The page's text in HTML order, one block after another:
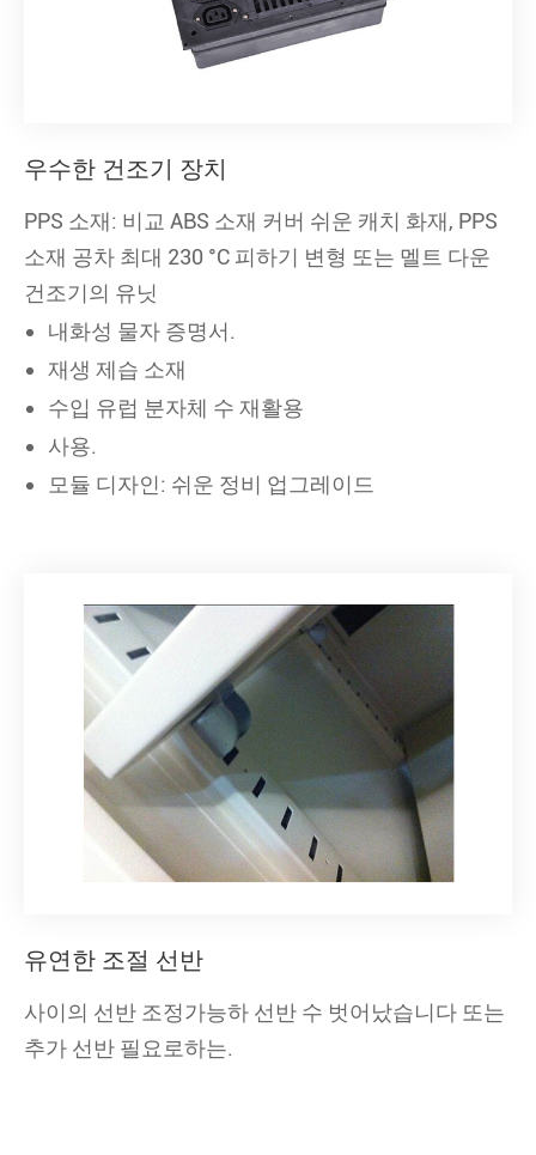
우수한 건조기 장치
PPS 소재: 비교 ABS 소재 커버 쉬운 캐치 화재, PPS
소재 공차 최대 230 °C 피하기 변형 또는 멜트 다운
건조기의 유닛
내화성 물자 증명서.
재생 제습 소재
수입 유럽 분자체 수 재활용
사용.
모듈 디자인: 쉬운 정비 업그레이드
유연한 조절 선반
사이의 선반 조정가능하 선반 수 벗어났습니다 또는
추가 선반 필요로하는.